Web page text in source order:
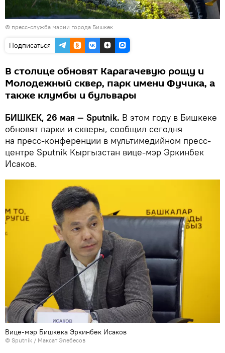
© пресс-служба мэрии города Бишкек
Подписаться
В столице обновят Карагачевую рощу и
Молодежный сквер, парк имени Фучика, а
также клумбы и бульвары
БИШКЕК, 26 мая — Sputnik. В этом году в Бишкеке
обновят парки и скверы, сообщил сегодня
на пресс-конференции в мультимедийном пресс-
центре Sputnik Кыргызстан вице-мэр Эркинбек
Исаков.
Вице-мэр Бишкека Эркинбек Исаков
© Sputnik / Максат Элебесов